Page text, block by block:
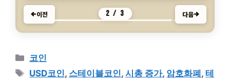
이전 3 / 3 다음
카
테
코인
태
USD코인, 스테이블코인,시총 증가, 암호화폐,테